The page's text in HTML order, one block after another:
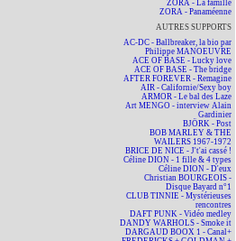
ZORA - La famille
ZORA - Panaméenne
AUTRES SUPPORTS
AC-DC - Ballbreaker, la bio par
Philippe MANOEUVRE
ACE OF BASE - Lucky love
ACE OF BASE - The bridge
AFTER FOREVER - Remagine
AIR - Californie/Sexy boy
ARMOR - Le bal des Laze
Art MENGO - interview Alain
Gardinier
BJÖRK - Post
BOB MARLEY & THE
WAILERS 1967-1972
BRICE DE NICE - J't'ai cassé !
Céline DION - 1 fille & 4 types
Céline DION - D'eux
Christian BOURGEOIS -
Disque Bayard n°1
CLUB TINNIE - Mystérieuses
rencontres
DAFT PUNK - Vidéo medley
DANDY WARHOLS - Smoke it
DARGAUD BOOX 1 - Canal+